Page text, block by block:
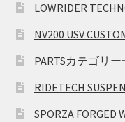
LOWRIDER
NV200 USV
PARTSカテゴリー
RIDETECH
SPORZA FORGED